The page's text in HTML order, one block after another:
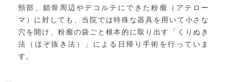
頸部、鎖骨周辺やデコルテにできた粉瘤（アテロー
マ）に対しても、当院では特殊な器具を用いて小さな
穴を開け、粉瘤の袋ごと根本的に取り出す「くりぬき
法（ほぞ抜き法）」による日帰り手術を行っていま
す。